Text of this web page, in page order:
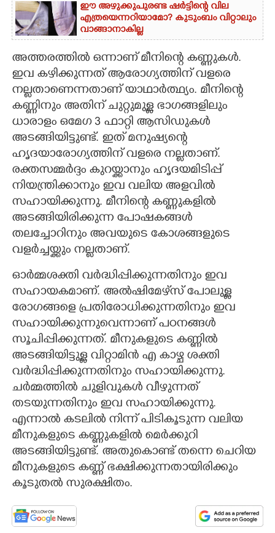
ഈ അഴുക്കുപുരണ്ട ഷർട്ടിന്റെ വില
എത്രയെന്നറിയാമോ? കുടുംബം വിറ്റാലും
വാങ്ങാനാകില്ല
അത്തരത്തില്‍ ഒന്നാണ് മീനിന്റെ കണ്ണുകള്‍.
ഇവ കഴിക്കുന്നത് ആരോഗ്യത്തിന് വളരെ
നല്ലതാണെന്നതാണ് യാഥാര്‍ത്ഥ്യം. മീനിന്റെ
കണ്ണിനും അതിന് ചുറ്റുമുള്ള ഭാഗങ്ങളിലും
ധാരാളം ഒമേഗ 3 ഫാറ്റി ആസിഡുകള്‍
അടങ്ങിയിട്ടുണ്ട്. ഇത് മനുഷ്യന്റെ
ഹൃദയാരോഗ്യത്തിന് വളരെ നല്ലതാണ്.
രക്തസമ്മര്‍ദ്ദം കുറയ്ക്കാനും ഹൃദയമിടിപ്പ്
നിയന്ത്രിക്കാനും ഇവ വലിയ അളവില്‍
സഹായിക്കുന്നു. മീനിന്റെ കണ്ണുകളില്‍
അടങ്ങിയിരിക്കുന്ന പോഷകങ്ങള്‍
തലച്ചോറിനും അവയുടെ കോശങ്ങളുടെ
വളര്‍ച്ചയ്ക്കും നല്ലതാണ്.
ഓര്‍മ്മശക്തി വര്‍ദ്ധിപ്പിക്കുന്നതിനും ഇവ
സഹായകമാണ്. അല്‍ഷിമേഴ്‌സ് പോലുള്ള
രോഗങ്ങളെ പ്രതിരോധിക്കുന്നതിനും ഇവ
സഹായിക്കുന്നുവെന്നാണ് പഠനങ്ങള്‍
സൂചിപ്പിക്കുന്നത്. മീനുകളുടെ കണ്ണില്‍
അടങ്ങിയിട്ടുള്ള വിറ്റാമിന്‍ എ കാഴ്ച ശക്തി
വര്‍ദ്ധിപ്പിക്കുന്നതിനും സഹായിക്കുന്നു.
ചര്‍മ്മത്തില്‍ ചുളിവുകള്‍ വീഴുന്നത്
തടയുന്നതിനും ഇവ സഹായിക്കുന്നു.
എന്നാല്‍ കടലില്‍ നിന്ന് പിടികൂടുന്ന വലിയ
മീനുകളുടെ കണ്ണുകളില്‍ മെര്‍ക്കുറി
അടങ്ങിയിട്ടുണ്ട്. അതുകൊണ്ട് തന്നെ ചെറിയ
മീനുകളുടെ കണ്ണ് ഭക്ഷിക്കുന്നതായിരിക്കും
കൂടുതല്‍ സുരക്ഷിതം.